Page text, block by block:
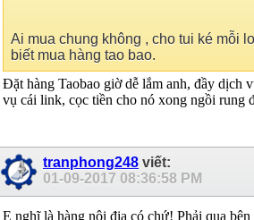
Ai mua chung không , cho tui ké mỗi
biết mua hàng tao bao.
Đặt hàng Taobao giờ dễ lắm anh, đầy dịch
vụ cái link, cọc tiền cho nó xong ngồi rung
tranphong248 viết:
01-09-2017 08:36:58 PM
E nghĩ là hàng nội địa có chứ! Phải qua